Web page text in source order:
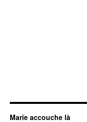
Marie accouche là